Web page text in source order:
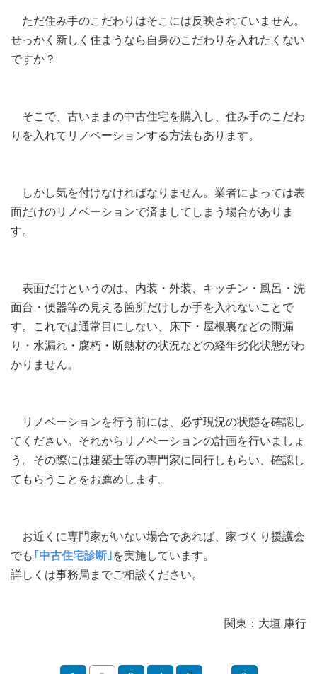
ただ住み手のこだわりはそこには反映されていません。
せっかく新しく住まうなら自身のこだわりを入れたくない
ですか？
そこで、古いままの中古住宅を購入し、住み手のこだわ
りを入れてリノベーションする方法もあります。
しかし気を付けなければなりません。業者によっては表
面だけのリノベーションで済ましてしまう場合がありま
す。
表面だけというのは、内装・外装、キッチン・風呂・洗
面台・便器等の見える箇所だけしか手を入れないことで
す。これでは通常目にしない、床下・屋根裏などの雨漏
り・水漏れ・腐朽・断熱材の状況などの経年劣化状態がわ
かりません。
リノベーションを行う前には、必ず現況の状態を確認し
てください。それからリノベーションの計画を行いましょ
う。その際には建築士等の専門家に同行しもらい、確認し
てもらうことをお薦めします。
お近くに専門家がいない場合であれば、家づくり援護会
でも ｢中古住宅診断｣ を実施しています。
詳しくは事務局までご相談ください。
関東：大垣 康行